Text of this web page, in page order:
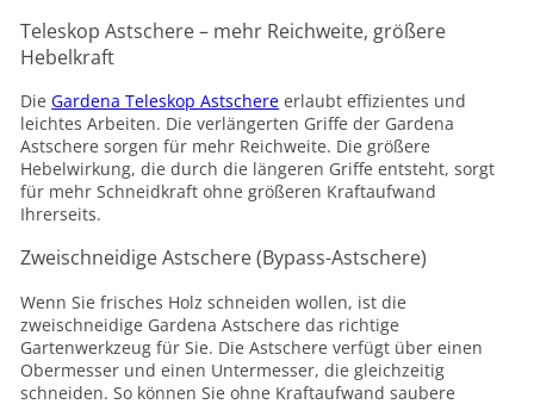
Teleskop Astschere – mehr Reichweite, größere
Hebelkraft
DieGardena Teleskop Astschere erlaubt effizientes und
leichtes Arbeiten. Die verlängerten Griffe der Gardena
Astschere sorgen für mehr Reichweite. Die größere
Hebelwirkung, die durch die längeren Griffe entsteht, sorgt
für mehr Schneidkraft ohne größeren Kraftaufwand
Ihrerseits.
Zweischneidige Astschere (Bypass-Astschere)
Wenn Sie frisches Holz schneiden wollen, ist die
zweischneidige Gardena Astschere das richtige
Gartenwerkzeug für Sie. Die Astschere verfügt über einen
Obermesser und einen Untermesser, die gleichzeitig
schneiden. So können Sie ohne Kraftaufwand saubere